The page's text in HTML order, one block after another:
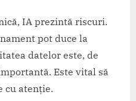
IA prezintă riscuri.
pot duce la
datelor este, de
Este vital să
cu atenție.